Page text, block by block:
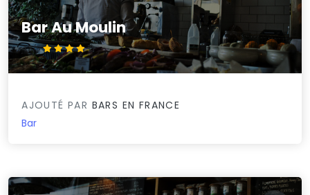
Bar Au Moulin
4.3/5
AJOUTÉ PAR BARS EN FRANCE
Bar